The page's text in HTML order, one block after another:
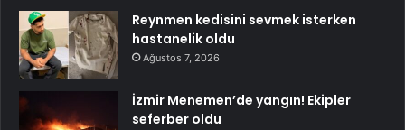
Reynmen kedisini sevmek isterken
hastanelik oldu
Ağustos 7, 2026
İzmir Menemen’de yangın! Ekipler
seferber oldu